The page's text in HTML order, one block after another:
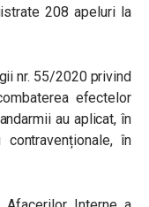
208 apeluri la
nr. 55/2020 privind
efectelor
au aplicat, în
în